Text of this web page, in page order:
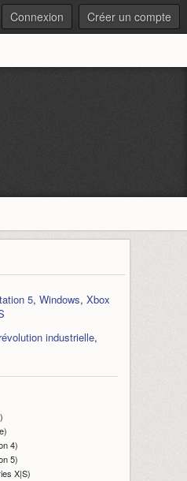
Connexion Créer un compte
5, Windows, Xbox
révolution industrielle,
4)
5)
X|S)